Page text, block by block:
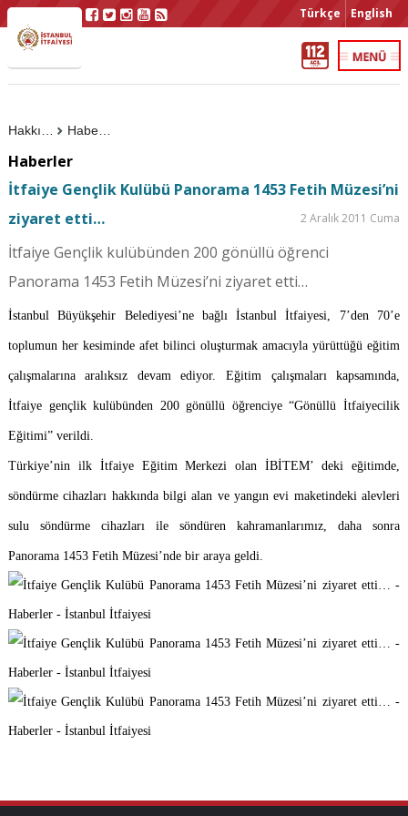
Türkçe English
Haberler
Haberler
İtfaiye Gençlik Kulübü Panorama 1453 Fetih Müzesi’ni
ziyaret etti…
2 Aralık 2011 Cuma
İtfaiye Gençlik kulübünden 200 gönüllü öğrenci
Panorama 1453 Fetih Müzesi’ni ziyaret etti…
İstanbul Büyükşehir Belediyesi’ne bağlı İstanbul İtfaiyesi, 7’den 70’e
toplumun her kesiminde afet bilinci oluşturmak amacıyla yürüttüğü eğitim
çalışmalarına aralıksız devam ediyor.Eğitim çalışmaları kapsamında,
İtfaiye gençlik kulübünden 200 gönüllü öğrenciye “Gönüllü İtfaiyecilik
Eğitimi” verildi.
Türkiye’nin ilk İtfaiye Eğitim Merkezi olan İBİTEM’ deki eğitimde,
söndürme cihazları hakkında bilgi alan ve yangın evi maketindeki alevleri
sulu söndürme cihazları ile söndüren kahramanlarımız, daha sonra
Panorama 1453 Fetih Müzesi’nde bir araya geldi.